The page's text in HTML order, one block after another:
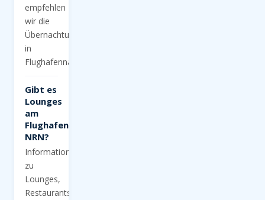
empfehlen
wir die
Übernachtung
in
Flughafennähe.
Gibt es
Lounges
am
Flughafen
NRN?
Informationen
zu
Lounges,
Restaurants